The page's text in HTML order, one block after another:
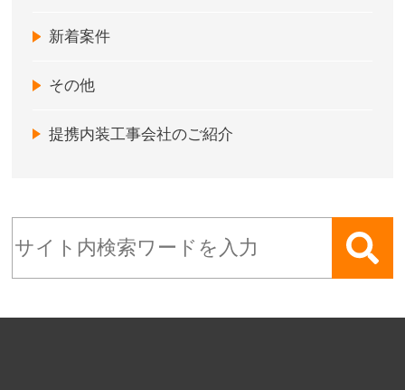
新着案件
その他
提携内装工事会社のご紹介